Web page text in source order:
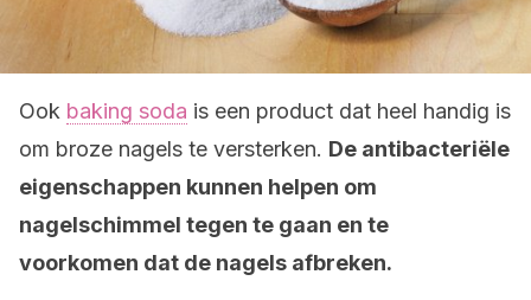
Ook baking soda is een product dat heel handig is
om broze nagels te versterken. De antibacteriële
eigenschappen kunnen helpen om
nagelschimmel tegen te gaan en te
voorkomen dat de nagels afbreken.